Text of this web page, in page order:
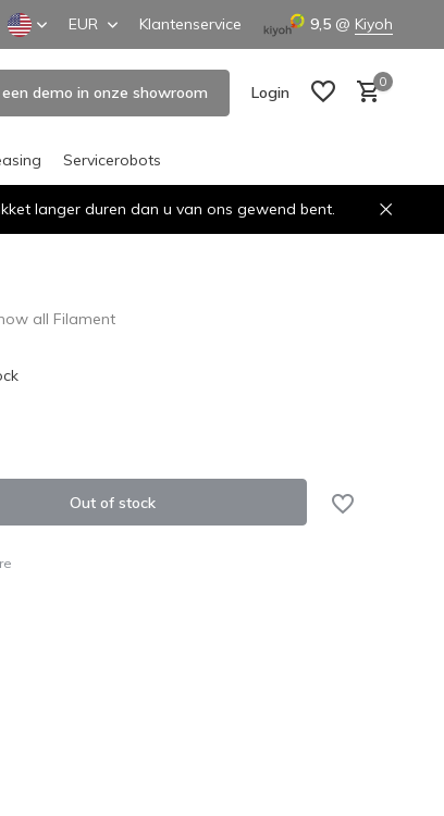
EUR Klantenservice 9,5 @ Kiyoh
demo in onze showroom Login
0
Servicerobots
langer duren dan u van ons gewend bent.
all Filament
Out of stock